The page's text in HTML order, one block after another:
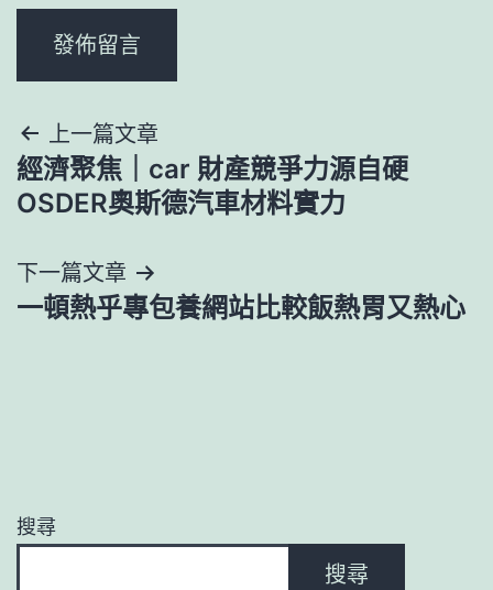
文
章
覽
上一篇文章
經濟聚焦｜car 財產競爭力源自硬
OSDER奧斯德汽車材料實力
下一篇文章
一頓熱乎專包養網站比較飯熱胃又熱心
搜尋
搜尋